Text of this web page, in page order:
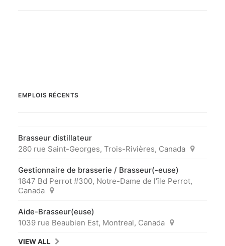
EMPLOIS RÉCENTS
Brasseur distillateur
280 rue Saint-Georges, Trois-Rivières, Canada
Gestionnaire de brasserie / Brasseur(-euse)
1847 Bd Perrot #300, Notre-Dame de l'île Perrot,
Canada
Aide-Brasseur(euse)
1039 rue Beaubien Est, Montreal, Canada
VIEW ALL